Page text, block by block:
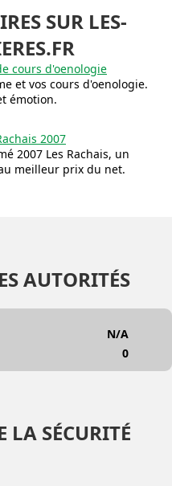
SUR LES-
cours d'oenologie
et vos cours d'oenologie.
émotion.
2007
2007 Les Rachais, un
meilleur prix du net.
AUTORITÉS
N/A
0
LA SÉCURITÉ